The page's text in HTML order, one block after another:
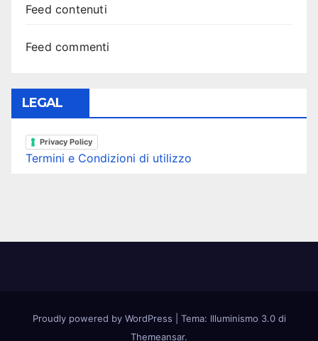
Feed contenuti
Feed commenti
LEGAL
Privacy Policy
Termini e Condizioni di utilizzo
Proudly powered by WordPress
Tema: Illuminismo 3.0 di
Themeansar.